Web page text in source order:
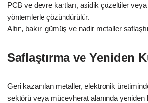
PCB ve devre kartları, asidik çözeltiler
yöntemlerle çözündürülür.
Altın, bakır, gümüş ve nadir metaller
Saflaştırma ve Yeniden
Geri kazanılan metaller, elektronik
sektörü veya mücevherat alanında yeniden